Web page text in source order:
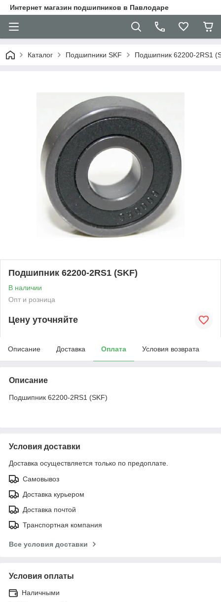
Интернет магазин подшипников в Павлодаре
Каталог Подшипники SKF Подшипник 62200-2RS1
Подшипник 62200-2RS1 (SKF)
В наличии
Опт и розница
Цену уточняйте
Описание Доставка Оплата Условия возврата
Описание
Подшипник 62200-2RS1 (SKF)
Условия доставки
Доставка осуществляется только по предоплате.
Самовывоз
Доставка курьером
Доставка почтой
Транспортная компания
Все условия доставки
Условия оплаты
Наличными